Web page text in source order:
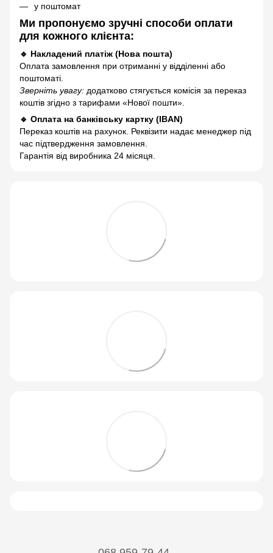
у поштомат
Ми пропонуємо зручні способи оплати
для кожного клієнта:
🔹 Накладений платіж (Нова пошта)
Оплата замовлення при отриманні у відділенні або
поштоматі.
Зверніть увагу: додатково стягується комісія за переказ
коштів згідно з тарифами «Нової пошти».
🔹 Оплата на банківську картку (IBAN)
Переказ коштів на рахунок. Реквізити надає менеджер під
час підтвердження замовлення.
Гарантія від виробника 24 місяця.